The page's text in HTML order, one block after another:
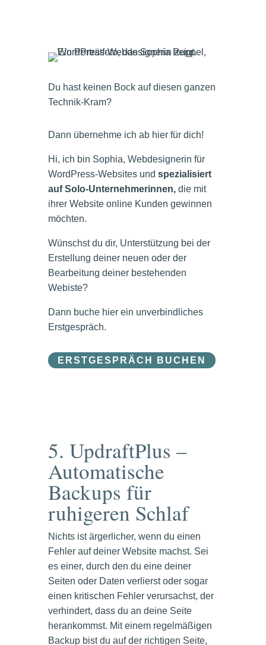
Du hast keinen Bock auf diesen ganzen
Technik-Kram?
Dann übernehme ich ab hier für dich!
Hi, ich bin Sophia, Webdesignerin für
WordPress-Websites und spezialisiert
auf Solo-Unternehmerinnen,die mit
ihrer Website online Kunden gewinnen
möchten.
Wünschst du dir, Unterstützung bei der
Erstellung deiner neuen oder der
Bearbeitung deiner bestehenden
Webiste?
Dann buche hier ein unverbindliches
Erstgespräch.
ERSTGESPRÄCH BUCHEN
5. UpdraftPlus –
Automatische
Backups für
ruhigeren Schlaf
Nichts ist ärgerlicher, wenn du einen
Fehler auf deiner Website machst. Sei
es einer, durch den du eine deiner
Seiten oder Daten verlierst oder sogar
einen kritischen Fehler verursachst, der
verhindert, dass du an deine Seite
herankommst. Mit einem regelmäßigen
Backup bist du auf der richtigen Seite,